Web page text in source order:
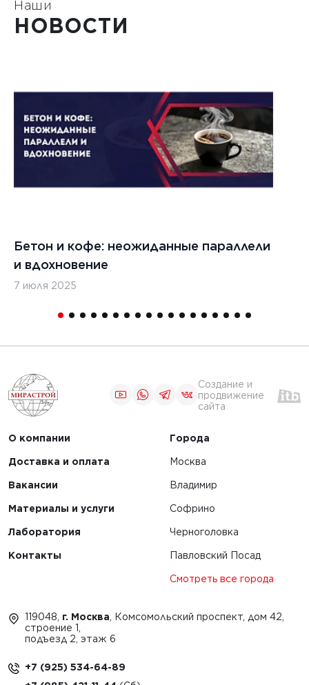
1
Наши
НОВОСТИ
Бетон и кофе: неожиданные параллели
и вдохновение
7 июля 2025
Создание и
продвижение
сайта
О компании
Доставка и оплата
Вакансии
Материалы и услуги
Лаборатория
Контакты
Города
Москва
Владимир
Софрино
Черноголовка
Павловский Посад
Смотреть все города
119048, г. Москва , Комсомольский проспект, дом 42,
строение 1,
подъезд 2, этаж 6
+7 (925) 534-64-89